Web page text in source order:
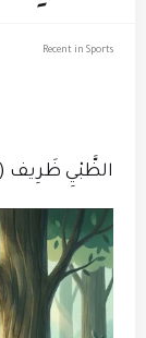
Recent in Sports
الظَّبْيِ ظَرِيف